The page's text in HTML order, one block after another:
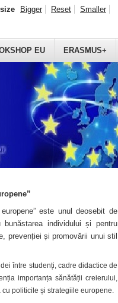
EU ERASMUS+
Bigger Reset Smaller
este unul deosebit de
individului și pentru
prevenției și promovării unui stil
între studenți, cadre didactice de
importanța sănătății creierului,
politicile și strategiile europene.